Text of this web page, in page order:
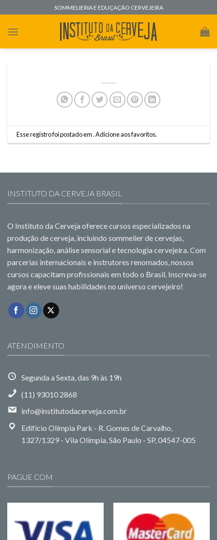
to
content
SOMMELIERIA E EDUÇAÇÃO CERVEJEIRA
Esse registro foi postado em .Adicione aos favoritos.
INSTITUTO DA CERVEJA BRASIL
O Instituto da Cerveja oferece cursos especializados na
produção de cerveja, incluindo sommelier de cervejas,
harmonização, análise sensorial e tecnologia cervejeira. Com
parcerias internacionais e instrutores renomados, nossos
cursos capacitam profissionais em todo o Brasil. Inscreva-se
agora e eleve suas habilidades no universo cervejeiro!
ATENDIMENTO
Segunda a Sexta, das 9h às 19h
(11) 93010 2868
info@institutodacerveja.com.br
Edifício Olímpia Park - R. Gomes de Carvalho,
1327/1329 - Vila Olímpia, São Paulo - SP, 04547-005
PAGUE COM